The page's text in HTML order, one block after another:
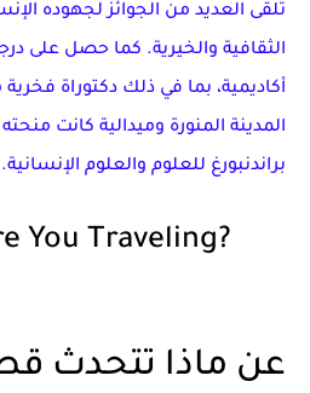
تلقى العديد من الجوائز لجهوده
الثقافية والخيرية. كما حصل على
أكاديمية، بما في ذلك دكتوراة
المدينة المنورة وميدالية كانت
براندنبورغ للعلوم والعلوم الإنسانية.
You Traveling?
عن ماذا تتحدث